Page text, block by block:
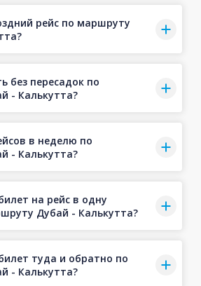
рейс по маршруту
без пересадок по
- Калькутта?
в неделю по
- Калькутта?
на рейс в одну
Дубай - Калькутта?
туда и обратно по
- Калькутта?